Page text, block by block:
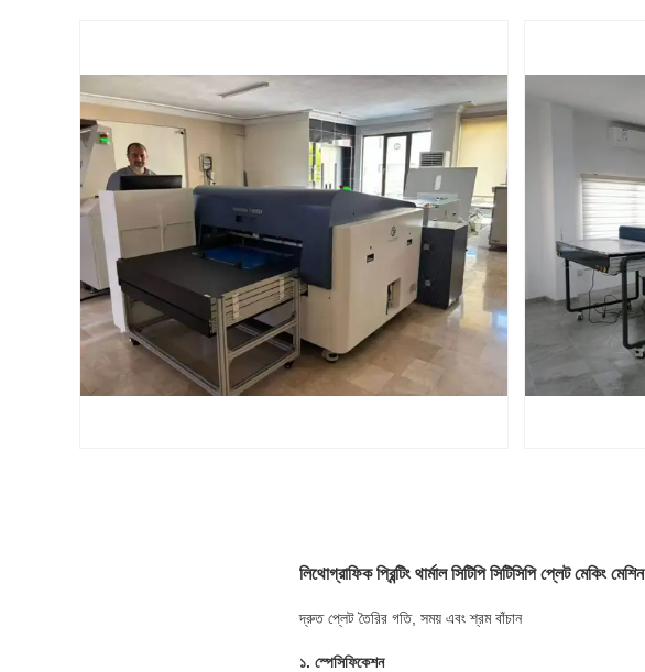
লিথোগ্রাফিক প্রিন্টিং থার্মাল সিটিপি সিটিসিপি প্লেট মেকিং মেশিন
দ্রুত প্লেট তৈরির গতি, সময় এবং শ্রম বাঁচান
১. স্পেসিফিকেশন